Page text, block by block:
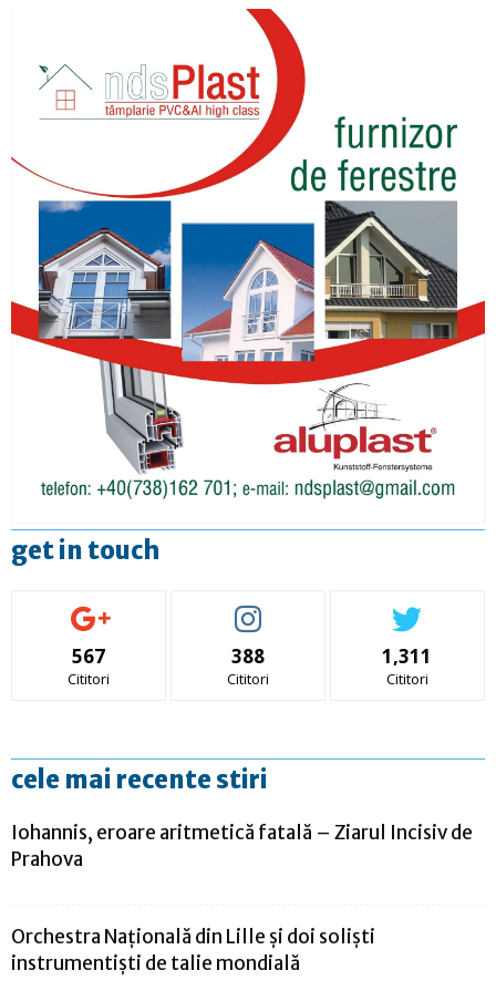
get in touch
567
Cititori
388
Cititori
1,311
Cititori
cele mai recente stiri
Iohannis, eroare aritmetică fatală – Ziarul Incisiv de
Prahova
Orchestra Națională din Lille și doi soliști
instrumentiști de talie mondială